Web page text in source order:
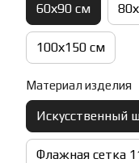
60х90 см
100х150 см
Материал изделия
Искусственный
Флажная сетка